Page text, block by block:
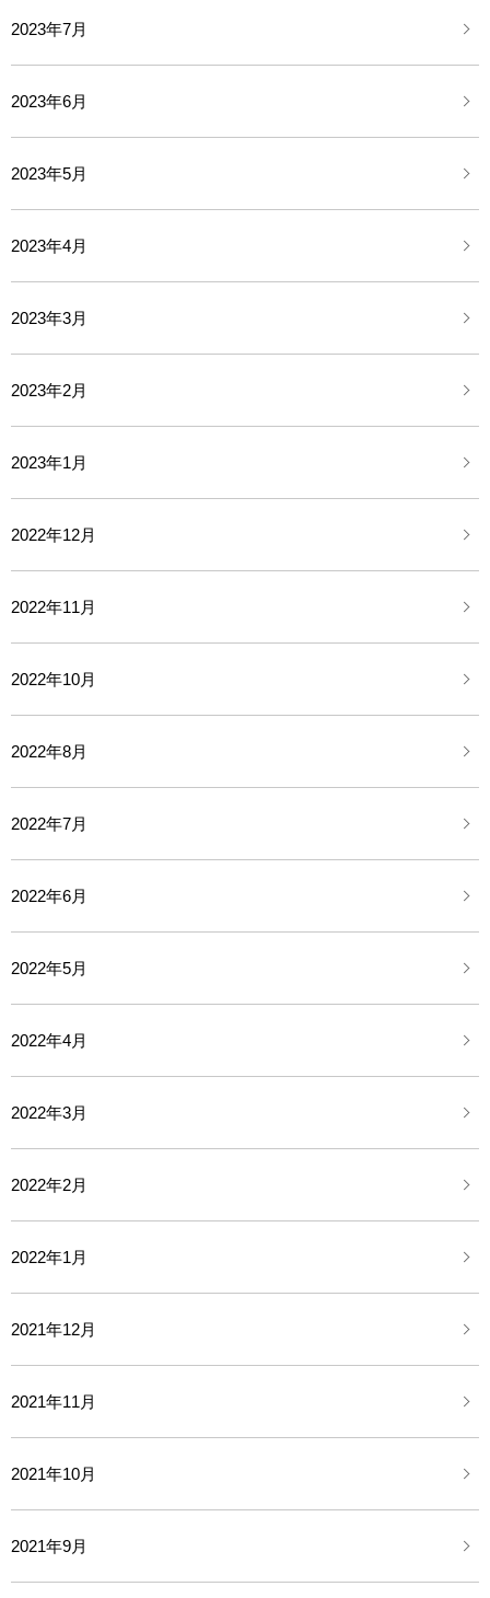
2023年7月
2023年6月
2023年5月
2023年4月
2023年3月
2023年2月
2023年1月
2022年12月
2022年11月
2022年10月
2022年8月
2022年7月
2022年6月
2022年5月
2022年4月
2022年3月
2022年2月
2022年1月
2021年12月
2021年11月
2021年10月
2021年9月